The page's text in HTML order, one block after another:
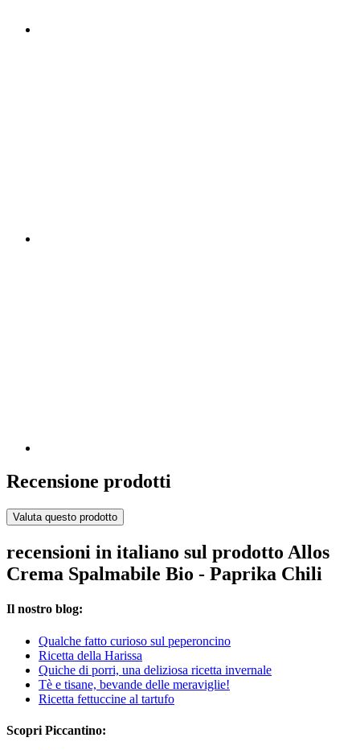
Recensione prodotti
Valuta questo prodotto
recensioni in italiano sul prodotto Allos
Crema Spalmabile Bio - Paprika Chili
Il nostro blog:
Qualche fatto curioso sul peperoncino
Ricetta della Harissa
Quiche di porri, una deliziosa ricetta invernale
Tè e tisane, bevande delle meraviglie!
Ricetta fettuccine al tartufo
Scopri Piccantino: